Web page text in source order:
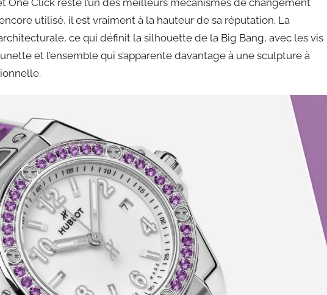
utilisé, il est vraiment à la hauteur de sa réputation. La
ce qui définit la silhouette de la Big Bang, avec les vis
et l’ensemble qui s’apparente davantage à une sculpture à